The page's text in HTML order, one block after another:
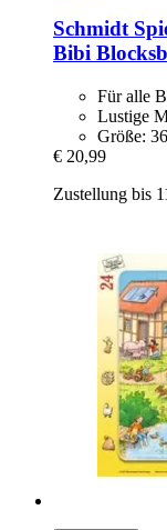
Schmidt
Bibi
Für alle
Lustige
Größe:
€ 20,99
Zustellung bis